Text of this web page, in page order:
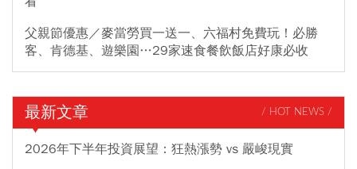
父親節優惠／麥當勞買一送一、六福村免費玩！必勝
客、肯德基、遊樂園…29家速食餐飲飯店好康必收
最新文章 / HOT NEWS /
2026年下半年投資展望：狂熱漲勢 vs 嚴峻現實